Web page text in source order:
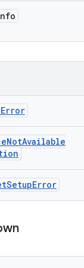
Error
NotAvailable
SetupError